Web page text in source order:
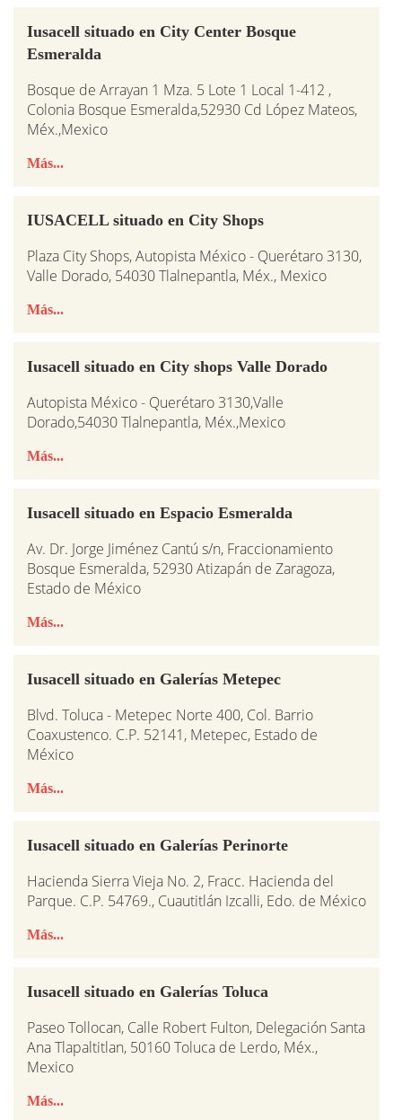
Iusacell situado en City Center Bosque
Esmeralda
Bosque de Arrayan 1 Mza. 5 Lote 1 Local 1-412 ,
Colonia Bosque Esmeralda,52930 Cd López Mateos,
Méx.,Mexico
Más...
IUSACELL situado en City Shops
Plaza City Shops, Autopista México - Querétaro 3130,
Valle Dorado, 54030 Tlalnepantla, Méx., Mexico
Más...
Iusacell situado en City shops Valle Dorado
Autopista México - Querétaro 3130,Valle
Dorado,54030 Tlalnepantla, Méx.,Mexico
Más...
Iusacell situado en Espacio Esmeralda
Av. Dr. Jorge Jiménez Cantú s/n, Fraccionamiento
Bosque Esmeralda, 52930 Atizapán de Zaragoza,
Estado de México
Más...
Iusacell situado en Galerías Metepec
Blvd. Toluca - Metepec Norte 400, Col. Barrio
Coaxustenco. C.P. 52141, Metepec, Estado de
México
Más...
Iusacell situado en Galerías Perinorte
Hacienda Sierra Vieja No. 2, Fracc. Hacienda del
Parque. C.P. 54769., Cuautitlán Izcalli, Edo. de México
Más...
Iusacell situado en Galerías Toluca
Paseo Tollocan, Calle Robert Fulton, Delegación Santa
Ana Tlapaltitlan, 50160 Toluca de Lerdo, Méx.,
Mexico
Más...